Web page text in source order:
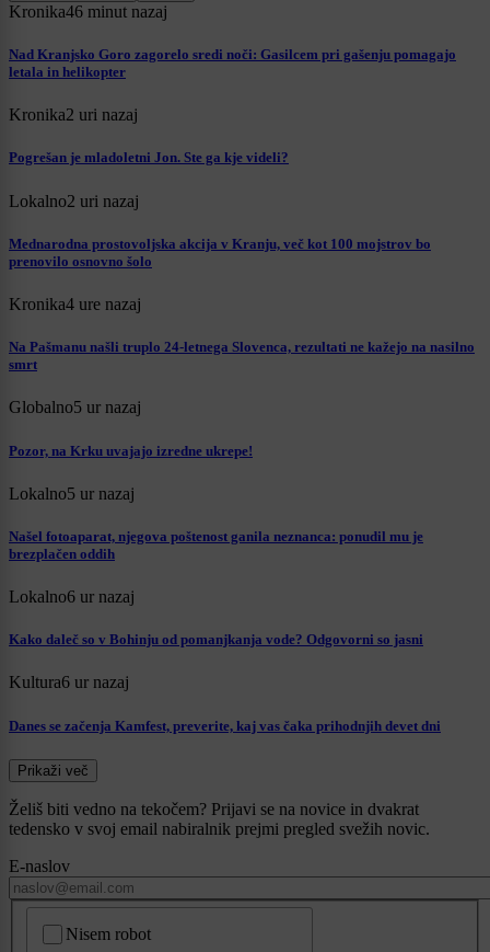
Kronika46 minut nazaj
Nad Kranjsko Goro zagorelo sredi noči: Gasilcem pri gašenju pomagajo
letala in helikopter
Kronika2 uri nazaj
Pogrešan je mladoletni Jon. Ste ga kje videli?
Lokalno2 uri nazaj
Mednarodna prostovoljska akcija v Kranju, več kot 100 mojstrov bo
prenovilo osnovno šolo
Kronika4 ure nazaj
Na Pašmanu našli truplo 24-letnega Slovenca, rezultati ne kažejo na nasilno
smrt
Globalno5 ur nazaj
Pozor, na Krku uvajajo izredne ukrepe!
Lokalno5 ur nazaj
Našel fotoaparat, njegova poštenost ganila neznanca: ponudil mu je
brezplačen oddih
Lokalno6 ur nazaj
Kako daleč so v Bohinju od pomanjkanja vode? Odgovorni so jasni
Kultura6 ur nazaj
Danes se začenja Kamfest, preverite, kaj vas čaka prihodnjih devet dni
Prikaži več
Želiš biti vedno na tekočem? Prijavi se na novice in dvakrat
tedensko v svoj email nabiralnik prejmi pregled svežih novic.
E-naslov
Nisem robot